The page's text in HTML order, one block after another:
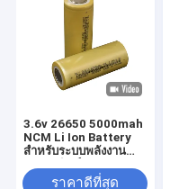
3.6v 26650 5000mah
NCM Li Ion Battery
สำหรับระบบพลังงาน
ราคาดีที่สุด